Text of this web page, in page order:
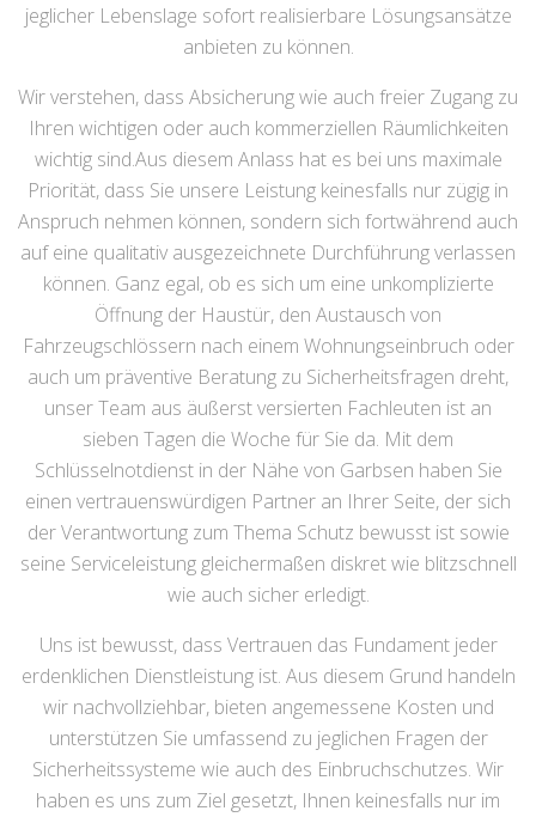
jeglicher Lebenslage sofort realisierbare Lösungsansätze
anbieten zu können.
Wir verstehen, dass Absicherung wie auch freier Zugang zu
Ihren wichtigen oder auch kommerziellen Räumlichkeiten
wichtig sind.Aus diesem Anlass hat es bei uns maximale
Priorität, dass Sie unsere Leistung keinesfalls nur zügig in
Anspruch nehmen können, sondern sich fortwährend auch
auf eine qualitativ ausgezeichnete Durchführung verlassen
können. Ganz egal, ob es sich um eine unkomplizierte
Öffnung der Haustür, den Austausch von
Fahrzeugschlössern nach einem Wohnungseinbruch oder
auch um präventive Beratung zu Sicherheitsfragen dreht,
unser Team aus äußerst versierten Fachleuten ist an
sieben Tagen die Woche für Sie da. Mit dem
Schlüsselnotdienst in der Nähe von Garbsen haben Sie
einen vertrauenswürdigen Partner an Ihrer Seite, der sich
der Verantwortung zum Thema Schutz bewusst ist sowie
seine Serviceleistung gleichermaßen diskret wie blitzschnell
wie auch sicher erledigt.
Uns ist bewusst, dass Vertrauen das Fundament jeder
erdenklichen Dienstleistung ist. Aus diesem Grund handeln
wir nachvollziehbar, bieten angemessene Kosten und
unterstützen Sie umfassend zu jeglichen Fragen der
Sicherheitssysteme wie auch des Einbruchschutzes. Wir
haben es uns zum Ziel gesetzt, Ihnen keinesfalls nur im